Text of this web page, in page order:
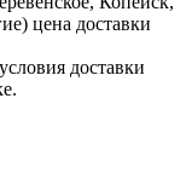
цена доставки
доставки